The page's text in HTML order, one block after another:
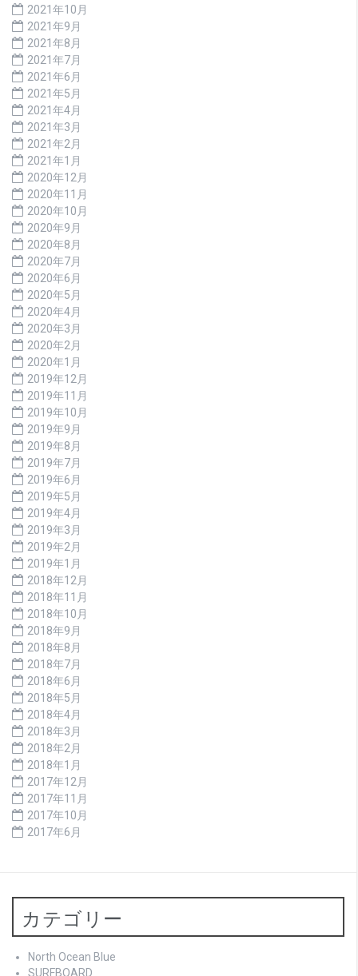
2021年10月
2021年9月
2021年8月
2021年7月
2021年6月
2021年5月
2021年4月
2021年3月
2021年2月
2021年1月
2020年12月
2020年11月
2020年10月
2020年9月
2020年8月
2020年7月
2020年6月
2020年5月
2020年4月
2020年3月
2020年2月
2020年1月
2019年12月
2019年11月
2019年10月
2019年9月
2019年8月
2019年7月
2019年6月
2019年5月
2019年4月
2019年3月
2019年2月
2019年1月
2018年12月
2018年11月
2018年10月
2018年9月
2018年8月
2018年7月
2018年6月
2018年5月
2018年4月
2018年3月
2018年2月
2018年1月
2017年12月
2017年11月
2017年10月
2017年6月
カテゴリー
North Ocean Blue
SURFBOARD